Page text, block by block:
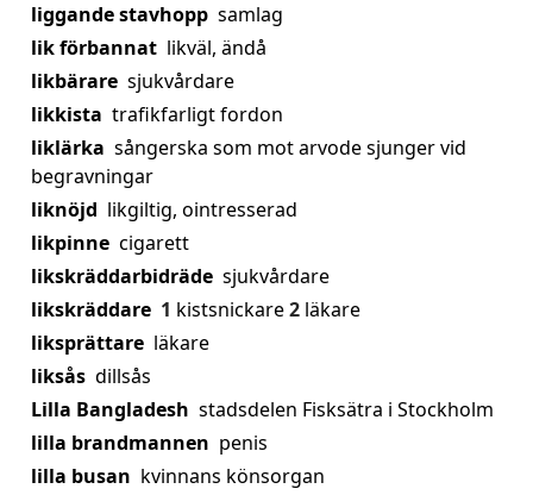
liggande stavhopp samlag
lik förbannat likväl, ändå
likbärare sjukvårdare
likkista trafikfarligt fordon
liklärka sångerska som mot arvode sjunger vid
begravningar
liknöjd likgiltig, ointresserad
likpinne cigarett
likskräddarbidräde sjukvårdare
likskräddare 1 kistsnickare2 läkare
liksprättare läkare
liksås dillsås
Lilla Bangladesh stadsdelen Fisksätra i Stockholm
lilla brandmannen penis
lilla busan kvinnans könsorgan